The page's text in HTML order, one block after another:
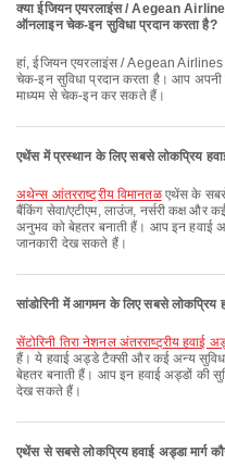
क्या ईजियन एयरलाइंस / Aegean
ऑनलाइन चेक-इन सुविधा प्रदान करता है?
हां, ईजियन एयरलाइंस / Aegean Airlines एथेंस से सांडोरिनी तक की उड़ान के लिए ऑनलाइन
चेक-इन सुविधा प्रदान करता है। आप
माध्यम से चेक-इन कर सकते हैं।
एथेंस में प्रस्थान के लिए सबसे लोकप्रिय
अथेन्स आंतरराष्ट्रीय विमानतळएथेंस के सबसे
बैंकिंग सेवा/एटीएम, लाउंज, नर्सरी कक्ष और
अनुभव को बेहतर बनाती हैं। आप इन हवाई
जानकारी देख सकते हैं।
सांडोरिनी में आगमन के लिए सबसे लोकप्रिय
सेंटोरिनी तिरा नेशनल अंतरराष्ट्रीय हवाई
हैं। ये हवाई अड्डे टैक्सी और कई अन्य
बेहतर बनाती हैं। आप इन हवाई अड्डों की
देख सकते हैं।
एथेंस से सबसे लोकप्रिय हवाई अड्डा मार्ग